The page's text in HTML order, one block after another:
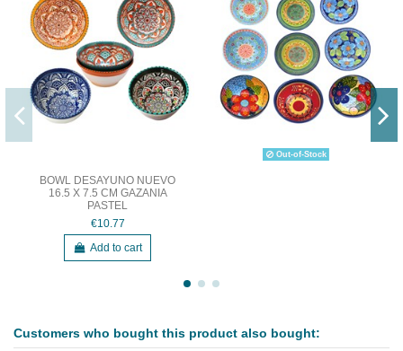
BOWL DESAYUNO NUEVO
16.5 X 7.5 CM GAZANIA
PASTEL
€10.77
Add to cart
Out-of-Stock
Customers who bought this product also bought: